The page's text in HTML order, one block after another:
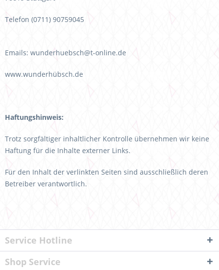
Telefon (0711) 90759045
Emails: wunderhuebsch@t-online.de
www.wunderhübsch.de
Haftungshinweis:
Trotz sorgfältiger inhaltlicher Kontrolle übernehmen wir keine
Haftung für die Inhalte externer Links.
Für den Inhalt der verlinkten Seiten sind ausschließlich deren
Betreiber verantwortlich.
Service Hotline
Shop Service